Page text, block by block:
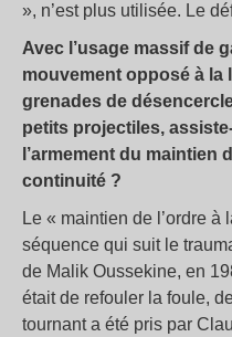
», n’est plus utilisée. Le
Avec l’usage massif de
mouvement opposé à la
grenades de
petits projectiles,
l’armement du maintien
continuité ?
Le « maintien de l’ordre à
séquence qui suit le
de Malik Oussekine, en
était de refouler la foule,
tournant a été pris par